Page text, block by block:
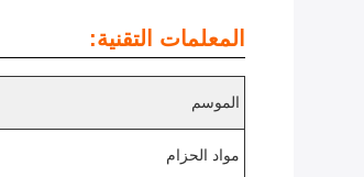
المعلمات التقنية:
الموسم
مواد الحزام